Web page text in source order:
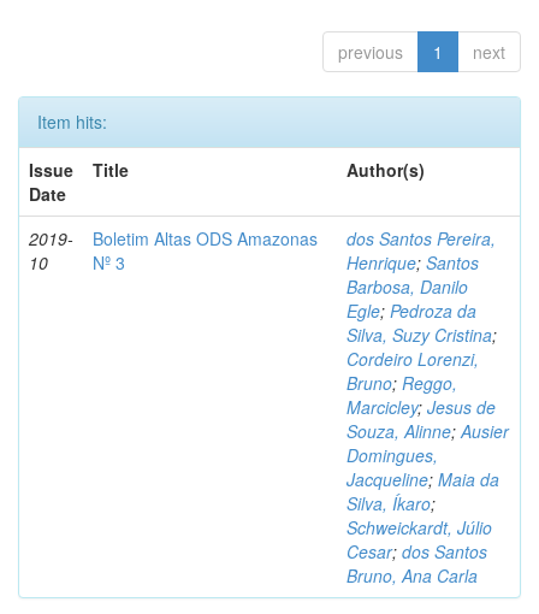
previous 1 next
Item hits:
Issue
Date
Title Author(s)
2019-
10
Boletim Altas ODS Amazonas
Nº 3
dos Santos Pereira,
Henrique; Santos
Barbosa, Danilo
Egle; Pedroza da
Silva, Suzy Cristina;
Cordeiro Lorenzi,
Bruno; Reggo,
Marcicley; Jesus de
Souza, Alinne;Ausier
Domingues,
Jacqueline; Maia da
Silva, Íkaro;
Schweickardt, Júlio
Cesar; dos Santos
Bruno, Ana Carla